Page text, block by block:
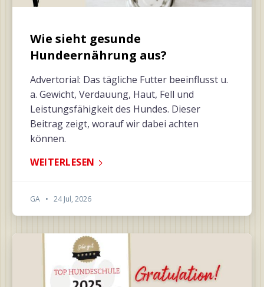
Wie sieht gesunde
Hundeernährung aus?
Advertorial: Das tägliche Futter beeinflusst u.
a. Gewicht, Verdauung, Haut, Fell und
Leistungsfähigkeit des Hundes. Dieser
Beitrag zeigt, worauf wir dabei achten
können.
WEITERLESEN
GA • 24 Jul, 2026